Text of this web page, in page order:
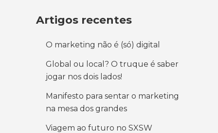
Artigos recentes
O marketing não é (só) digital
Global ou local? O truque é saber
jogar nos dois lados!
Manifesto para sentar o marketing
na mesa dos grandes
Viagem ao futuro no SXSW